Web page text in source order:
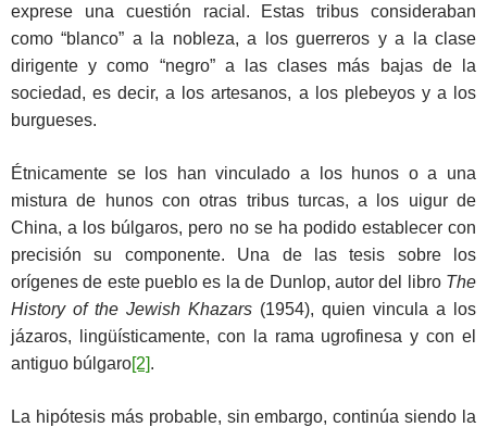
exprese una cuestión racial. Estas tribus consideraban
como “blanco” a la nobleza, a los guerreros y a la clase
dirigente y como “negro” a las clases más bajas de la
sociedad, es decir, a los artesanos, a los plebeyos y a los
burgueses.
Étnicamente se los han vinculado a los hunos o a una
mistura de hunos con otras tribus turcas, a los uigur de
China, a los búlgaros, pero no se ha podido establecer con
precisión su componente. Una de las tesis sobre los
orígenes de este pueblo es la de Dunlop, autor del libro The
History of the Jewish Khazars (1954), quien vincula a los
jázaros, lingüísticamente, con la rama ugrofinesa y con el
antiguo búlgaro[2].
La hipótesis más probable, sin embargo, continúa siendo la